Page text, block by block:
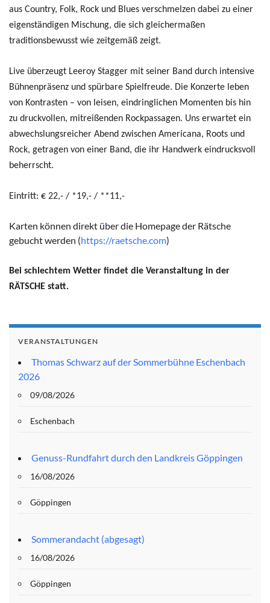
aus Country, Folk, Rock und Blues verschmelzen dabei zu einer
eigenständigen Mischung, die sich gleichermaßen
traditionsbewusst wie zeitgemäß zeigt.
Live überzeugt Leeroy Stagger mit seiner Band durch intensive
Bühnenpräsenz und spürbare Spielfreude. Die Konzerte leben
von Kontrasten – von leisen, eindringlichen Momenten bis hin
zu druckvollen, mitreißenden Rockpassagen. Uns erwartet ein
abwechslungsreicher Abend zwischen Americana, Roots und
Rock, getragen von einer Band, die ihr Handwerk eindrucksvoll
beherrscht.
Eintritt: € 22,- / *19,- / **11,-
Karten können direkt über die Homepage der Rätsche
gebucht werden (https://raetsche.com)
Bei schlechtem Wetter findet die Veranstaltung in der
RÄTSCHE statt.
VERANSTALTUNGEN
Thomas Schwarz auf der Sommerbühne Eschenbach
2026
09/08/2026
Eschenbach
Genuss-Rundfahrt durch den Landkreis Göppingen
16/08/2026
Göppingen
Sommerandacht (abgesagt)
16/08/2026
Göppingen